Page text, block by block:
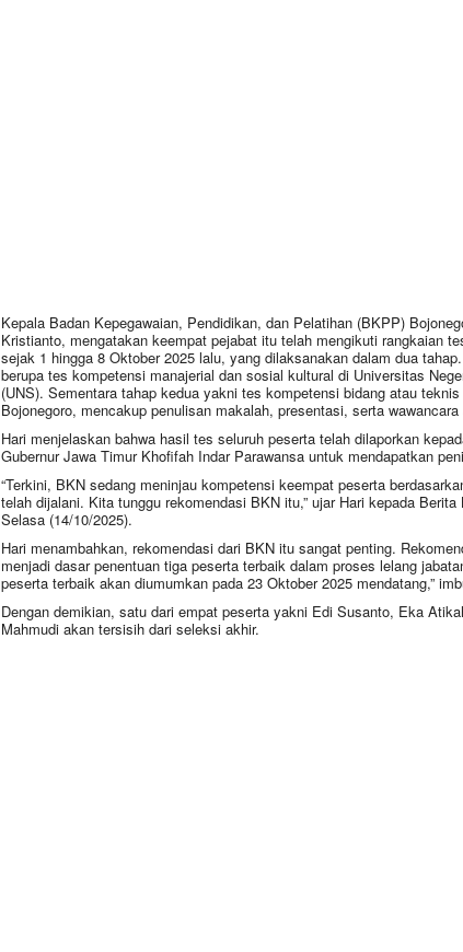
Kepala Badan Kepegawaian, Pendidikan, dan Pelatihan (BKPP)
Kristianto, mengatakan keempat pejabat itu telah mengikuti rangkaian
sejak 1 hingga 8 Oktober 2025 lalu, yang dilaksanakan dalam dua
berupa tes kompetensi manajerial dan sosial kultural di Universitas
(UNS). Sementara tahap kedua yakni tes kompetensi bidang atau
Bojonegoro, mencakup penulisan makalah, presentasi, serta wawancara
Hari menjelaskan bahwa hasil tes seluruh peserta telah dilaporkan
Gubernur Jawa Timur Khofifah Indar Parawansa untuk mendapatkan
“Terkini, BKN sedang meninjau kompetensi keempat peserta
telah dijalani. Kita tunggu rekomendasi BKN itu,” ujar Hari kepada Berita
Selasa (14/10/2025).
Hari menambahkan, rekomendasi dari BKN itu sangat penting.
menjadi dasar penentuan tiga peserta terbaik dalam proses lelang
peserta terbaik akan diumumkan pada 23 Oktober 2025 mendatang,”
Dengan demikian, satu dari empat peserta yakni Edi Susanto, Eka
Mahmudi akan tersisih dari seleksi akhir.